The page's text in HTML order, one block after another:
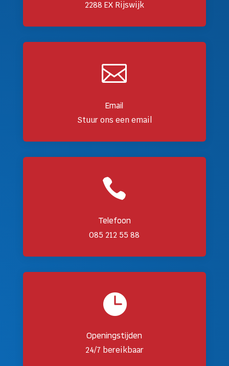
2288 EX Rijswijk

Email
Stuur ons een email

Telefoon
085 212 55 88

Openingstijden
24/7 bereikbaar